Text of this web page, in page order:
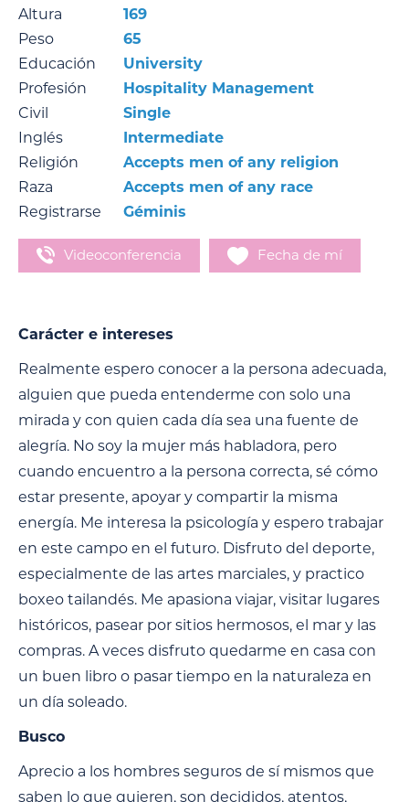
Altura
169
Peso
65
Educación
University
Profesión
Hospitality Management
Civil
Single
Inglés
Intermediate
Religión
Accepts men of any religion
Raza
Accepts men of any race
Registrarse
Géminis
Videoconferencia Fecha de mí
Carácter e intereses
Realmente espero conocer a la persona adecuada,
alguien que pueda entenderme con solo una
mirada y con quien cada día sea una fuente de
alegría. No soy la mujer más habladora, pero
cuando encuentro a la persona correcta, sé cómo
estar presente, apoyar y compartir la misma
energía. Me interesa la psicología y espero trabajar
en este campo en el futuro. Disfruto del deporte,
especialmente de las artes marciales, y practico
boxeo tailandés. Me apasiona viajar, visitar lugares
históricos, pasear por sitios hermosos, el mar y las
compras. A veces disfruto quedarme en casa con
un buen libro o pasar tiempo en la naturaleza en
un día soleado.
Busco
Aprecio a los hombres seguros de sí mismos que
saben lo que quieren, son decididos, atentos,